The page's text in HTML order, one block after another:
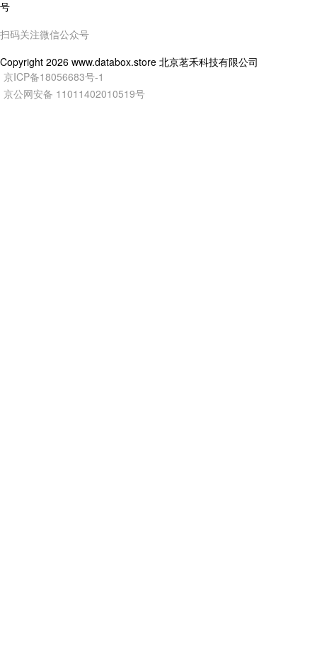
扫码关注微信公众号
Copyright 2026 www.databox.store 北京茗禾科技有限公司
京ICP备18056683号-1
京公网安备 11011402010519号